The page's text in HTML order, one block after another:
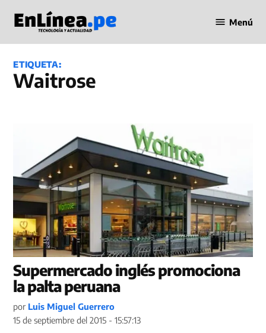
contenido
en Línea
Menú
ETIQUETA:
Waitrose
Supermercado inglés promociona
la palta peruana
por Luis Miguel Guerrero
15 de septiembre del 2015 - 15:57:13